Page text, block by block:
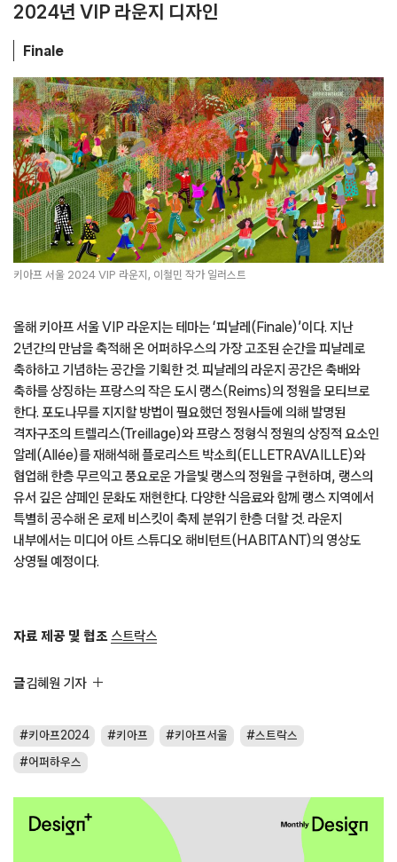
2024년 VIP 라운지 디자인
Finale
키아프 서울 2024 VIP 라운지, 이철민 작가 일러스트
올해 키아프 서울 VIP 라운지는 테마는 ‘피날레(Finale)’이다. 지난
2년간의 만남을 축적해 온 어퍼하우스의 가장 고조된 순간을 피날레로
축하하고 기념하는 공간을 기획한 것. 피날레의 라운지 공간은 축배와
축하를 상징하는 프랑스의 작은 도시 랭스(Reims)의 정원을 모티브로
한다. 포도나무를 지지할 방법이 필요했던 정원사들에 의해 발명된
격자구조의 트렐리스(Treillage)와 프랑스 정형식 정원의 상징적 요소인
알레(Allée)를 재해석해 플로리스트 박소희(ELLETRAVAILLE)와
협업해 한층 무르익고 풍요로운 가을빛 랭스의 정원을 구현하며, 랭스의
유서 깊은 샴페인 문화도 재현한다. 다양한 식음료와 함께 랭스 지역에서
특별히 공수해 온 로제 비스킷이 축제 분위기 한층 더할 것. 라운지
내부에서는 미디어 아트 스튜디오 해비턴트(HABITANT)의 영상도
상영될 예정이다.
자료 제공 및 협조스트락스
글김혜원 기자
키아프2024 키아프 키아프서울 스트락스
어퍼하우스